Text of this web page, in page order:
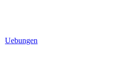
Uebungen